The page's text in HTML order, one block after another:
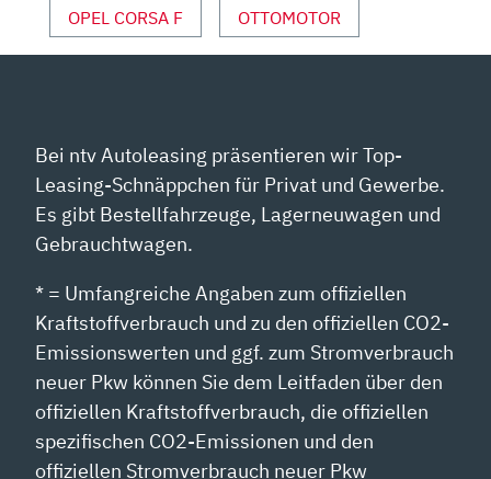
VON
YOUTUBE
OPEL CORSA F OTTOMOTOR
Bei ntv Autoleasing präsentieren wir Top-
Leasing-Schnäppchen für Privat und Gewerbe.
Es gibt Bestellfahrzeuge, Lagerneuwagen und
Gebrauchtwagen.
* = Umfangreiche Angaben zum offiziellen
Kraftstoffverbrauch und zu den offiziellen CO2-
Emissionswerten und ggf. zum Stromverbrauch
neuer Pkw können Sie dem Leitfaden über den
offiziellen Kraftstoffverbrauch, die offiziellen
spezifischen CO2-Emissionen und den
offiziellen Stromverbrauch neuer Pkw